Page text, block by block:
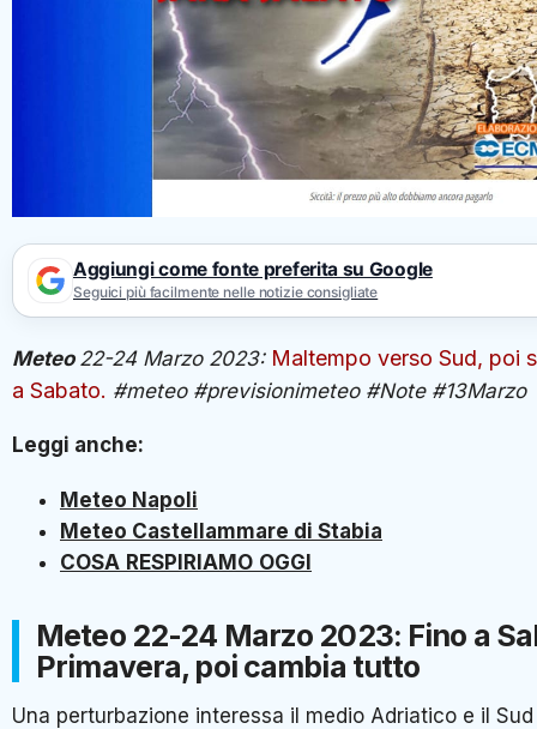
Aggiungi come fonte preferita su Google
Seguici più facilmente nelle notizie consigliate
Meteo 22-24 Marzo 2023: Maltempo verso Sud, poi
a Sabato. #meteo #previsionimeteo #Note #13Marzo
Leggi anche:
Meteo Napoli
Meteo Castellammare di Stabia
COSA RESPIRIAMO OGGI
Meteo 22-24 Marzo 2023: Fino a
Primavera, poi cambia tutto
Una perturbazione interessa il medio Adriatico e il